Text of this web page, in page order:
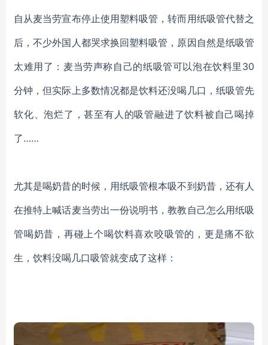
自从麦当劳宣布停止使用塑料吸管，转而用纸吸管代替之
后，不少外国人都哭求换回塑料吸管，原因自然是纸吸管
太难用了：麦当劳声称自己的纸吸管可以泡在饮料里 30
分钟，但实际上多数情况都是饮料还没喝几口，纸吸管先
软化、泡烂了，甚至有人的吸管融进了饮料被自己喝掉
了……
尤其是喝奶昔的时候，用纸吸管根本吸不到奶昔，还有人
在推特上喊话麦当劳出一份说明书，教教自己怎么用纸吸
管喝奶昔，再碰上个喝饮料喜欢咬吸管的，更是痛不欲
生，饮料没喝几口吸管就变成了这样：